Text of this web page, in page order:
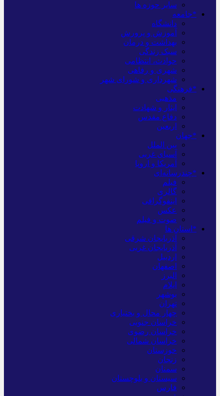
سایر حوزه ها
*جامعه
دانشگاه
آموزش و پرورش
بهداشت و درمان
سبک زندگی
حوادث، انتظامی
شهری و رفاهی
شهرداری و شورای شهر
*فرهنگی
مذهبی
ایثار و شهادت
دفاع مقدس
اربعین
*جهان
بین الملل
آسیای غربی
آمریکا و اروپا
*چندرسانه‌ای
فیلم
گالری
اینفوگرافی
عکس
صوت و فیلم
*استان ها
آذربایجان شرقی
آذربایجان غربی
اردبیل
اصفهان
البرز
ایلام
بوشهر
تهران
چهار محال و بختیاری
خراسان جنوبی
خراسان رضوی
خراسان شمالی
خوزستان
زنجان
سمنان
سیستان و بلوچستان
فارس